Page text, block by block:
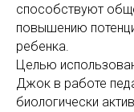
способствуют
повышению
ребенка.
Целью
Джок в работе
биологически